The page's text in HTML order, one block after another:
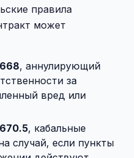
правила
может
, аннулирующий
за
вред или
, кабальные
случай, если пункты